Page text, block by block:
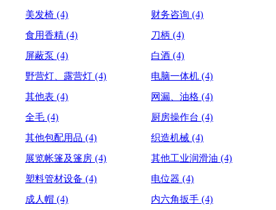
美发椅 (4) 财务咨询 (4)
食用香精 (4) 刀柄 (4)
屏蔽泵 (4) 白酒 (4)
野营灯、露营灯 (4) 电脑一体机 (4)
其他表 (4) 网漏、油格 (4)
全毛 (4) 厨房操作台 (4)
其他包配用品 (4) 织造机械 (4)
展览帐篷及篷房 (4) 其他工业润滑油 (4)
塑料管材设备 (4) 电位器 (4)
成人帽 (4) 内六角扳手 (4)